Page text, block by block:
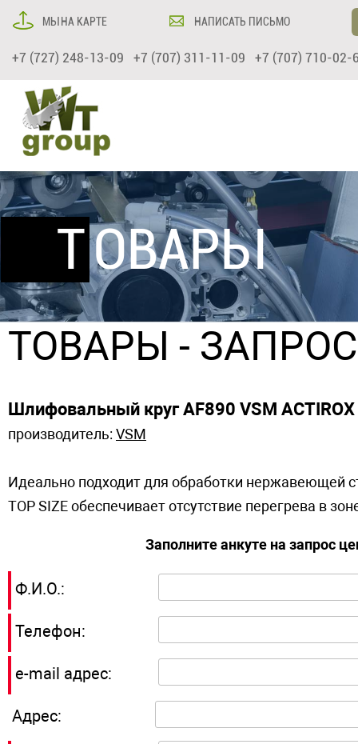
МЫ НА КАРТЕ НАПИСАТЬ ПИСЬМО
+7 (727) 248-13-09 +7 (707) 311-11-09 +7 (707) 710-02-
ТОВАРЫ
ТОВАРЫ -
Шлифовальный круг AF890 VSM ACTIROX
производитель: VSM
Идеально подходит для обработки нержавеющей
TOP SIZE обеспечивает отсутствие перегрева в
Заполните анкуте на запрос
Ф.И.О.:
Телефон:
e-mail адрес:
Адрес: